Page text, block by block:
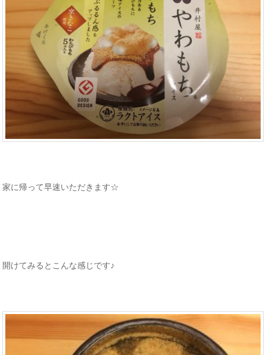
家に帰って早速いただきます☆
開けてみるとこんな感じです♪